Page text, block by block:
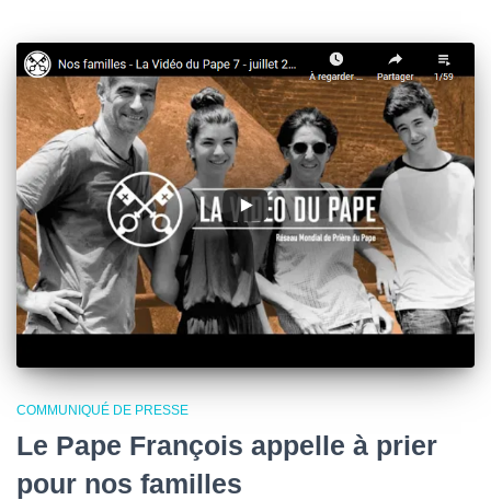
COMMUNIQUÉ DE PRESSE
Le Pape François appelle à prier
pour nos familles